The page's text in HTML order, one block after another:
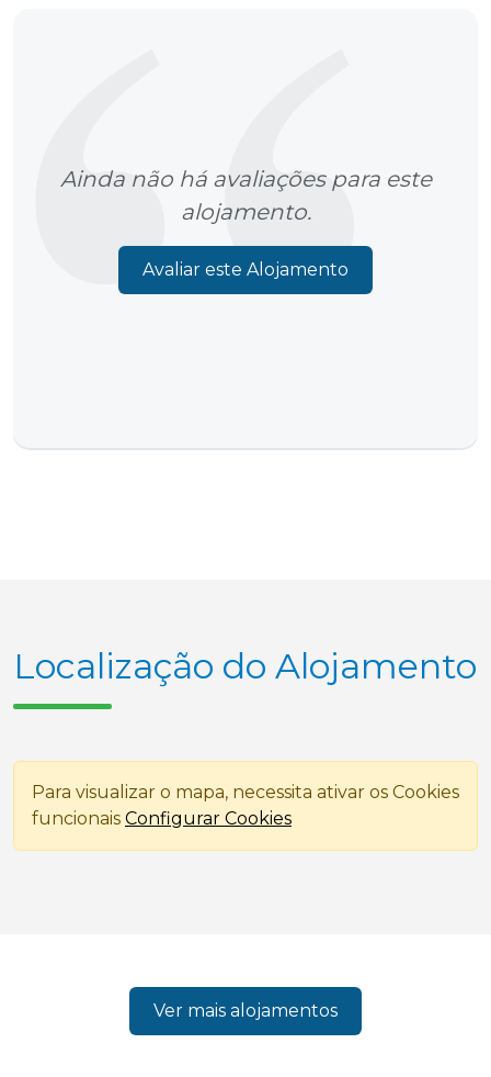
Ainda não há avaliações para este
alojamento.
Avaliar este Alojamento
Localização do Alojamento
Para visualizar o mapa, necessita ativar os Cookies
funcionais Configurar Cookies
Ver mais alojamentos